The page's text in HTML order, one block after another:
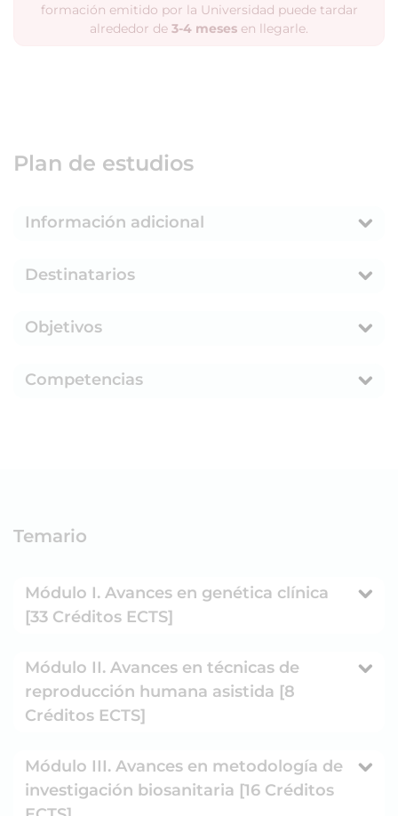
formación emitido por la Universidad puede tardar
alrededor de 3-4 meses en llegarle.
Plan de estudios
Información adicional
Destinatarios
Objetivos
Competencias
Temario
Módulo I. Avances en genética clínica
[33 Créditos ECTS]
Módulo II. Avances en técnicas de
reproducción humana asistida [8
Créditos ECTS]
Módulo III. Avances en metodología de
investigación biosanitaria [16 Créditos